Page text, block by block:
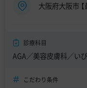
大阪府大阪市
診療科目
AGA／美容皮膚科／い
こだわり条件